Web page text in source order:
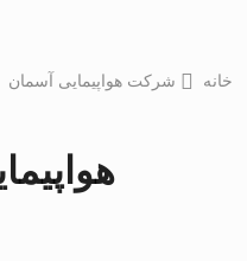
خانه شرکت هواپیمایی آسمان